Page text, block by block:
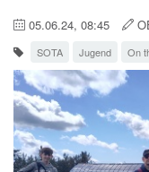
05.06.24, 08:45
SOTA Jugend On